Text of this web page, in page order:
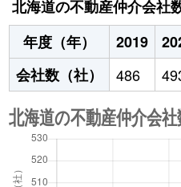
北海道の不動産仲介会社
年度（年）
2019
会社数（社）
486